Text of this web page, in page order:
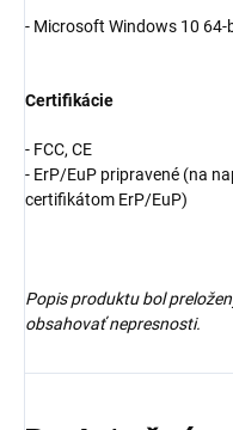
- Microsoft Windows 10
Certifikácie
- FCC, CE
- ErP/EuP pripravené (na
certifikátom ErP/EuP)
Popis produktu bol
obsahovať nepresnosti.